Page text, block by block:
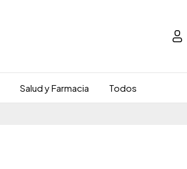
Salud y Farmacia Todos